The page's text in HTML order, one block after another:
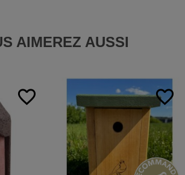
AIMEREZ AUSSI
favorite_border favorite_border